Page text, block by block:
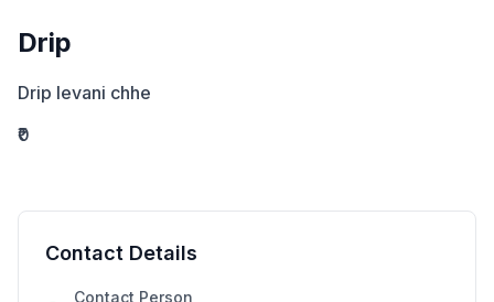
Drip
Drip levani chhe
₹0
Contact Details
Contact Person